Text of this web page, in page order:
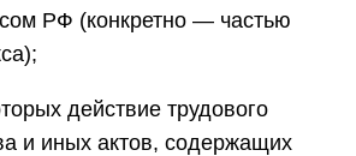
РФ (конкретно — частью
действие трудового
и иных актов, содержащих